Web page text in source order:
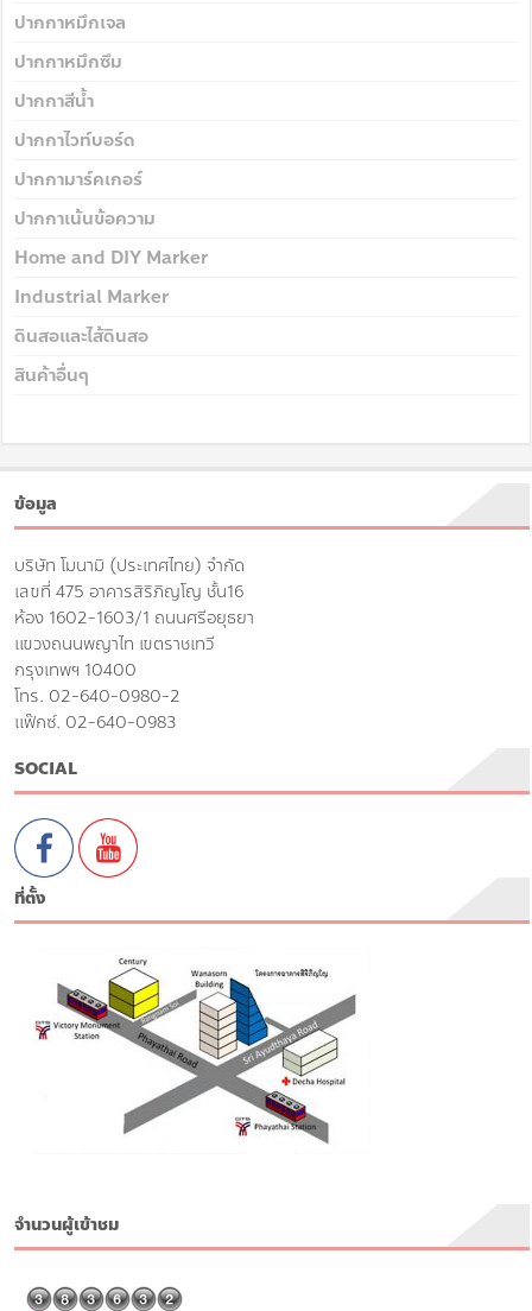
ปากกาหมึกเจล
ปากกาหมึกซึม
ปากกาสีน้ำ
ปากกาไวท์บอร์ด
ปากกามาร์คเกอร์
ปากกาเน้นข้อความ
Home and DIY Marker
Industrial Marker
ดินสอและไส้ดินสอ
สินค้าอื่นๆ
ข้อมูล
บริษัท โมนามิ (ประเทศไทย) จำกัด
เลขที่ 475 อาคารสิริภิญโญ ชั้น16
ห้อง 1602-1603/1 ถนนศรีอยุธยา
แขวงถนนพญาไท เขตราชเทวี
กรุงเทพฯ 10400
โทร. 02-640-0980-2
แฟ๊กซ์. 02-640-0983
SOCIAL
ที่ตั้ง
จำนวนผู้เข้าชม